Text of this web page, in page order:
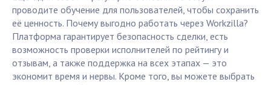
проводите обучение для пользователей, чтобы сохранить
её ценность. Почему выгодно работать через Workzilla?
Платформа гарантирует безопасность сделки, есть
возможность проверки исполнителей по рейтингу и
отзывам, а также поддержка на всех этапах — это
экономит время и нервы. Кроме того, вы можете выбрать